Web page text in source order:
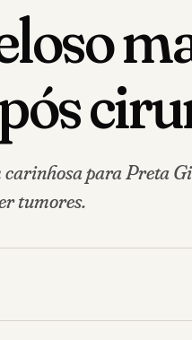
para Preta
tumores.